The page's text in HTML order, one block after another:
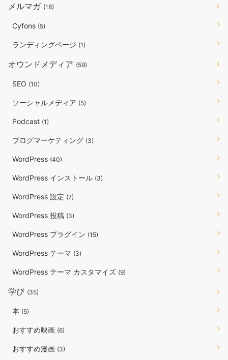
メルマガ (18)
Cyfons (5)
ランディングページ (1)
オウンドメディア (59)
SEO (10)
ソーシャルメディア (5)
Podcast (1)
ブログマーケティング (3)
WordPress (40)
WordPress インストール (3)
WordPress 設定 (7)
WordPress 投稿 (3)
WordPress プラグイン (15)
WordPress テーマ (3)
WordPress テーマ カスタマイズ (9)
学び (35)
本 (5)
おすすめ映画 (6)
おすすめ漫画 (3)